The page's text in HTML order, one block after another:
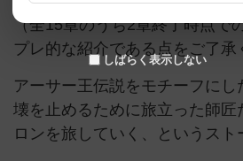
（全15章のうち2章終了時点で
プレ的な紹介である点をご了承
アーサー王伝説をモチーフに
壊を止めるために旅立った師匠
ロンを旅していく、というスト
しばらく表示しない